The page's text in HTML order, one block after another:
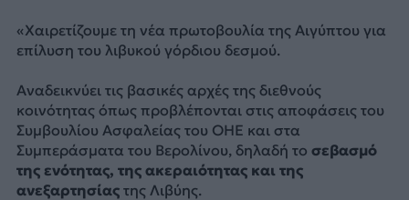
«Χαιρετίζουμε τη νέα πρωτοβουλία της Αιγύπτου για
επίλυση του λιβυκού γόρδιου δεσμού.
Αναδεικνύει τις βασικές αρχές της διεθνούς
κοινότητας όπως προβλέπονται στις αποφάσεις του
Συμβουλίου Ασφαλείας του ΟΗΕ και στα
Συμπεράσματα του Βερολίνου, δηλαδή το σεβασμό
της ενότητας, της ακεραιότητας και της
ανεξαρτησίαςτης Λιβύης.